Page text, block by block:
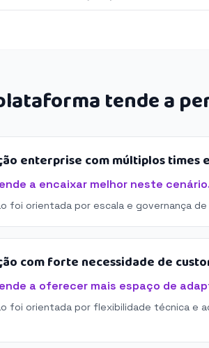
tende a
enterprise com múltiplos times
a encaixar melhor neste
foi orientada por escala e governança
com forte necessidade de
a oferecer mais espaço de
foi orientada por flexibilidade técnica e